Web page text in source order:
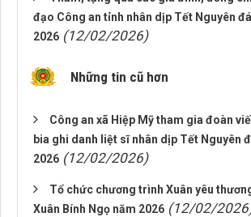
đạo Công an tỉnh nhân dịp Tết Nguyên
2026 (12/02/2026)
Những tin cũ hơn
Công an xã Hiệp Mỹ tham gia đoàn
bia ghi danh liệt sĩ nhân dịp Tết Nguyên
2026 (12/02/2026)
Tổ chức chương trình Xuân yêu
Xuân Bính Ngọ năm 2026 (12/02/